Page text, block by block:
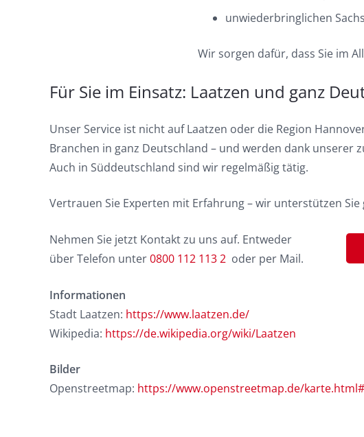
unwiederbringlichen
Wir sorgen dafür, dass Sie im
Für Sie im Einsatz: Laatzen und ganz
Unser Service ist nicht auf Laatzen oder die Region
Branchen in ganz Deutschland – und werden dank unserer
Auch in Süddeutschland sind wir regelmäßig tätig.
Vertrauen Sie Experten mit Erfahrung – wir unterstützen Sie
Nehmen Sie jetzt Kontakt zu uns auf. Entweder
über Telefon unter0800 112 113 2 oder per Mail.
Informationen
Stadt Laatzen: https://www.laatzen.de/
Wikipedia: https://de.wikipedia.org/wiki/Laatzen
Bilder
Openstreetmap: https://www.openstreetmap.de/karte.html#